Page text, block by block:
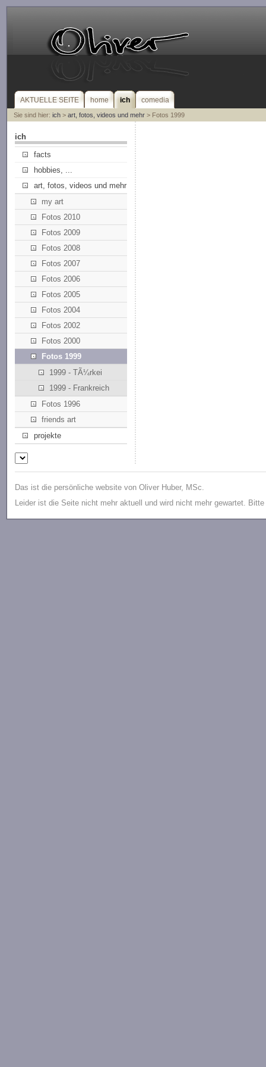
AKTUELLE SEITE home ich comedia
Sie sind hier: ich> art, fotos, videos und mehr> Fotos 1999
ich
facts
hobbies, ...
art, fotos, videos und mehr
my art
Fotos 2010
Fotos 2009
Fotos 2008
Fotos 2007
Fotos 2006
Fotos 2005
Fotos 2004
Fotos 2002
Fotos 2000
Fotos 1999
1999 - TÃ¼rkei
1999 - Frankreich
Fotos 1996
friends art
projekte
Das ist die persönliche website von Oliver Huber, MSc.
Leider ist die Seite nicht mehr aktuell und wird nicht mehr gewartet.